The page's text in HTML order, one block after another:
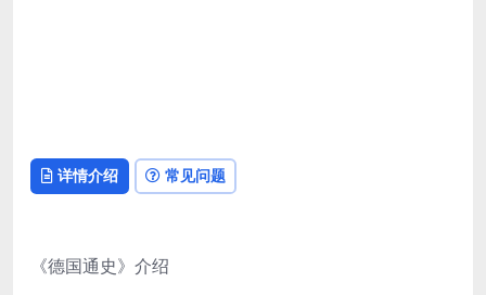
详情介绍 常见问题
《德国通史》介绍